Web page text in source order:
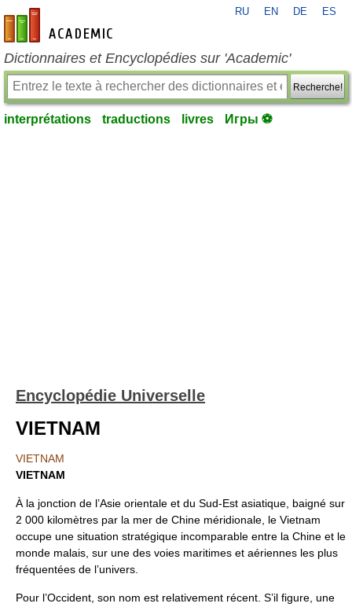
fr-academic.com
RU EN DE ES
Dictionnaires et Encyclopédies sur 'Academic'
Recherche!
interprétations traductions livres Игры ⚽
Encyclopédie Universelle
VIETNAM
VIETNAM
VIETNAM
À la jonction de l’Asie orientale et du Sud-Est asiatique, baigné sur
2 000 kilomètres par la mer de Chine méridionale, le Vietnam
occupe une situation stratégique incomparable entre la Chine et le
monde malais, sur une des voies maritimes et aériennes les plus
fréquentées de l’univers.
Pour l’Occident, son nom est relativement récent. S’il figure, une